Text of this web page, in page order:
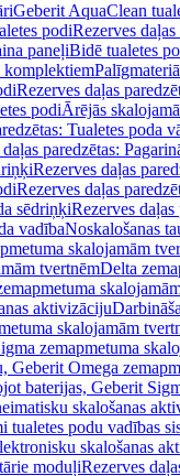
Geberit AquaClean
podiRezerves
paneļiBidē tualetes
komplektiem
Rezerves daļas
podiĀrējās
Tualetes poda
paredzētas:
Rezerves daļas
Rezerves daļas
sēdriņķiRezerves
vadībaNoskalošanas
skalojamām
tvertnēmDelta
aktivizāciju
skalojamām
zemapmetuma
Geberit Omega
baterijas, Geberit
skalošanas
tualetes podu vadības
skalošanas
moduļiRezerves